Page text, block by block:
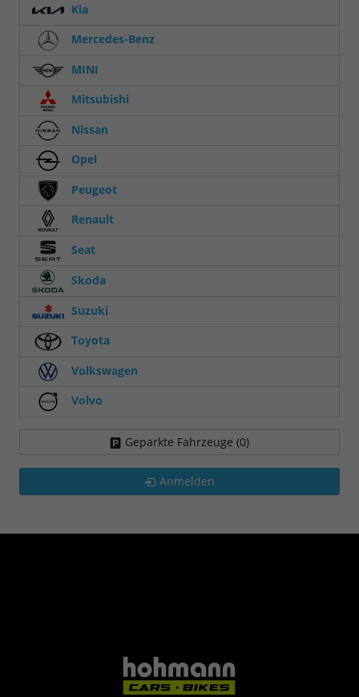
Kia
Mercedes-Benz
MINI
Mitsubishi
Nissan
Opel
Peugeot
Renault
Seat
Skoda
Suzuki
Toyota
Volkswagen
Volvo
Geparkte Fahrzeuge (0)
Anmelden